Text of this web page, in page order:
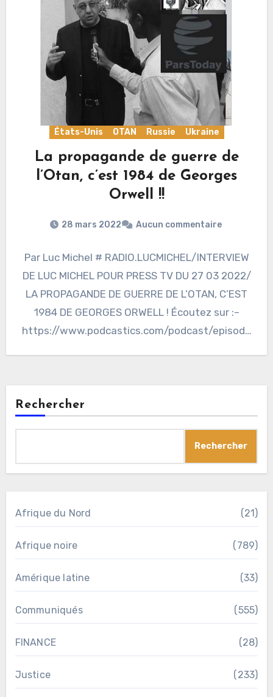
États-Unis OTAN Russie Ukraine
La propagande de guerre de
l’Otan, c’est 1984 de Georges
Orwell !!
28 mars 2022 Aucun commentaire
Par Luc Michel # RADIO.LUCMICHEL/INTERVIEW
DE LUC MICHEL POUR PRESS TV DU 27 03 2022/
LA PROPAGANDE DE GUERRE DE L’OTAN, C’EST
1984 DE GEORGES ORWELL ! Écoutez sur :–
https://www.podcastics.com/podcast/episode
Rechercher
Rechercher
Afrique du Nord (21)
Afrique noire (789)
Amérique latine (33)
Communiqués (555)
FINANCE (28)
Justice (233)